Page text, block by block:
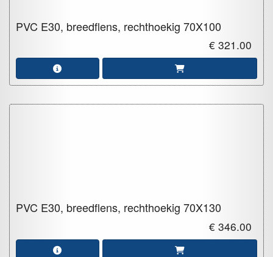
PVC E30, breedflens, rechthoekig 70X100
€ 321.00
PVC E30, breedflens, rechthoekig 70X130
€ 346.00